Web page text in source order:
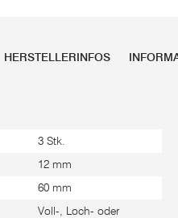
HERSTELLERINFOS
3 Stk.
12 mm
60 mm
Voll-, Loch- oder